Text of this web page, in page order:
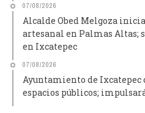
07/08/2026
Alcalde Obed Melgoza
artesanal en Palmas Altas;
en Ixcatepec
07/08/2026
Ayuntamiento de Ixcatepec
espacios públicos;